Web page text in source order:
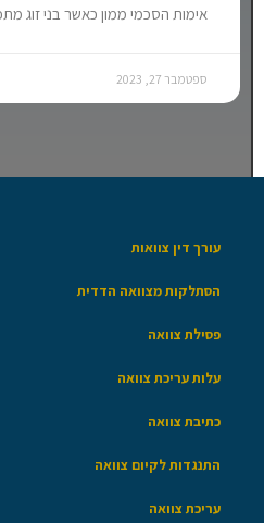
אימות הסכמי ממון כאשר בני זוג
ספטמבר 27, 2023
עורך דין צוואות
הסתלקות מצוואה הדדית
פסילת צוואה
עלות עריכת צוואה
כתיבת צוואה
התנגדות לקיום צוואה
עריכת צוואה